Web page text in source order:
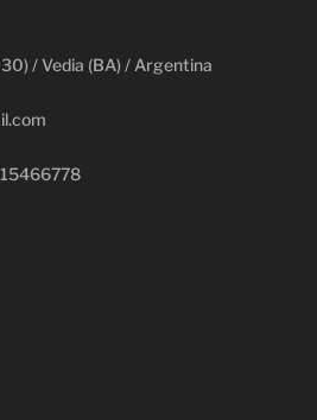
/ Vedia (BA) / Argentina